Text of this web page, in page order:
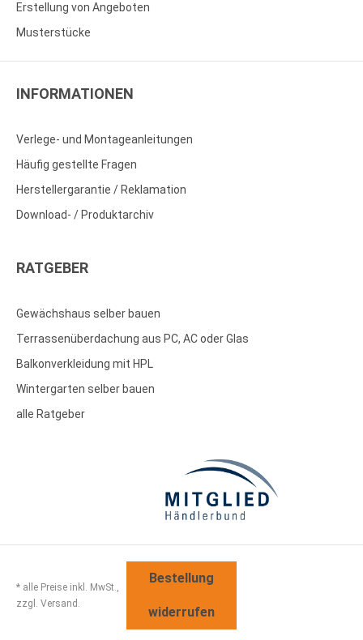
Erstellung von Angeboten
Musterstücke
INFORMATIONEN
Verlege- und Montageanleitungen
Häufig gestellte Fragen
Herstellergarantie / Reklamation
Download- / Produktarchiv
RATGEBER
Gewächshaus selber bauen
Terrassenüberdachung aus PC, AC oder Glas
Balkonverkleidung mit HPL
Wintergarten selber bauen
alle Ratgeber
* alle Preise inkl. MwSt.,
zzgl. Versand.
Bestellung
widerrufen